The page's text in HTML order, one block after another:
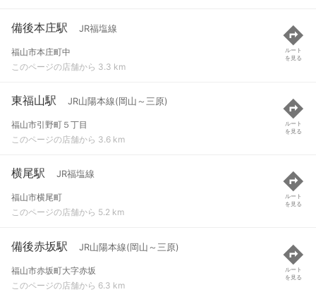
備後本庄駅 JR福塩線
福山市本庄町中
このページの店舗から 3.3 km
ルート
を見る
東福山駅 JR山陽本線(岡山～三原)
福山市引野町５丁目
このページの店舗から 3.6 km
ルート
を見る
横尾駅 JR福塩線
福山市横尾町
このページの店舗から 5.2 km
ルート
を見る
備後赤坂駅 JR山陽本線(岡山～三原)
福山市赤坂町大字赤坂
このページの店舗から 6.3 km
ルート
を見る